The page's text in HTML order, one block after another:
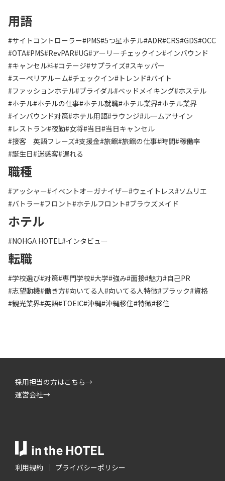
用語
#サイトコントローラー#PMS#5つ星ホテル#ADR#CRS#GDS#OCC
#OTA#PMS#RevPAR#UG#アーリーチェックイン#インバウンド
#キャンセル料#コテージ#サプライズ#スキッパー
#スーペリアルーム#チェックイン#トレンド#バイト
#ファッションホテル#ブライダル#ベッドメイキング#ホステル
#ホテル#ホテルの仕事#ホテル就職#ホテル業界#ホテル業界
#インバウンド対策#ホテル用語#ラウンジ#ルームアサイン
#レストラン#夜勤#女将#当日#当日キャンセル
#接客 英語フレーズ#支援金#旅館#旅館の仕事#時間#稼働率
#誕生日#迷惑客#遅れる
職種
#アッシャー#イベントオーガナイザー#ウェイトレス#ソムリエ
#バトラー#フロント#ホテルフロント#ブラウズメイド
ホテル
#NOHGA HOTEL#インタビュー
転職
#学校選び#対策#専門学校#大学#強み#面接#魅力#自己PR
#志望動機#働き方#向いてる人#向いてる人特徴#ブラック#資格
#観光業界#英語#TOEIC#沖縄#沖縄移住#特徴#移住
採用担当の方はこちら→
運営会社→
利用規約 プライバシーポリシー